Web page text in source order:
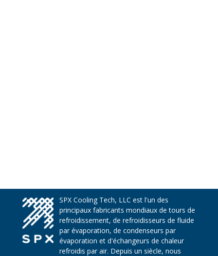
SPX Cooling Tech, LLC est l'un des
principaux fabricants mondiaux de tours de
refroidissement, de refroidisseurs de fluide
par évaporation, de condenseurs par
évaporation et d'échangeurs de chaleur
refroidis par air. Depuis un siècle, nous